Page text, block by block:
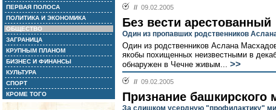
ПЕРВАЯ ПОЛОСА
ПОЛИТИКА И ЭКОНОМИКА
ОБЩЕСТВО
ЗАГРАНИЦА
КРУПНЫМ ПЛАНОМ
БИЗНЕС И ФИНАНСЫ
КУЛЬТУРА
СПОРТ
КРОМЕ ТОГО
// 09.02.2005
Без вести арестованный
Один из пропавших родственников
Один из родственников Аслана
якобы похищенных неизвестными в
обнаружен в Чечне живым... >>
// 09.02.2005
Признание башкирского
За слишком усердную "профилактику"